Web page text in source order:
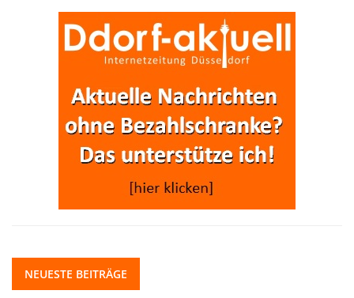
NEUESTE BEITRÄGE